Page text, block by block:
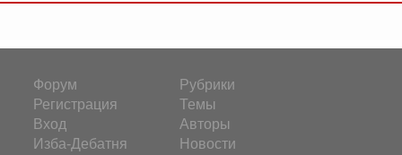
Форум
Регистрация
Вход
Изба-Дебатня
Рубрики
Темы
Авторы
Новости